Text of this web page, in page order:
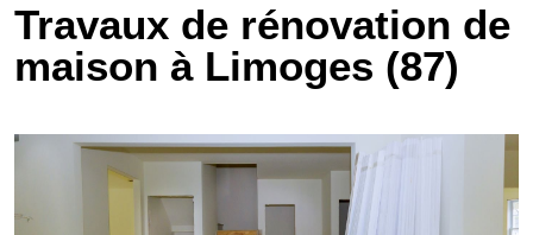
Travaux de rénovation de
maison à Limoges (87)